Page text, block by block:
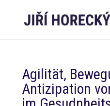
Agilität,
Antizipation